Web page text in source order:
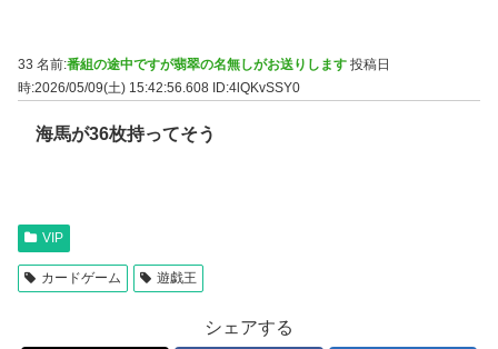
33 名前:番組の途中ですが翡翠の名無しがお送りします 投稿日
時:2026/05/09(土) 15:42:56.608 ID:4lQKvSSY0
海馬が36枚持ってそう
VIP
カードゲーム 遊戯王
シェアする